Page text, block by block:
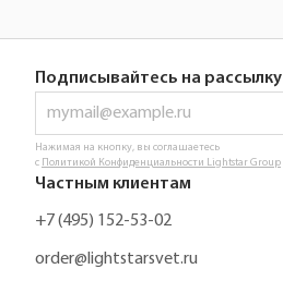
Подписывайтесь на рассылку
Нажимая на кнопку, вы соглашаетесь
с Политикой Конфиденциальности Lightstar Group
Частным клиентам
+7 (495) 152-53-02
order@lightstarsvet.ru